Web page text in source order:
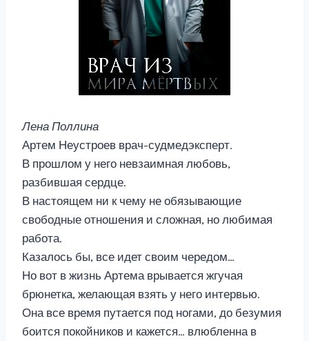
Лена Поллина
Артем Неустроев врач-судмедэксперт.
В прошлом у него невзаимная любовь,
разбившая сердце.
В настоящем ни к чему не обязывающие
свободные отношения и сложная, но любимая
работа.
Казалось бы, все идет своим чередом…
Но вот в жизнь Артема врывается жгучая
брюнетка, желающая взять у него интервью.
Она все время путается под ногами, до безумия
боится покойников и кажется… влюбленна в